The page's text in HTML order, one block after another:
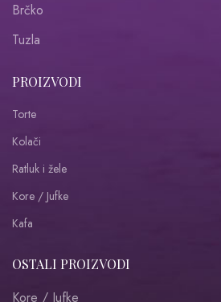
Brčko
Tuzla
PROIZVODI
Torte
Kolači
Ratluk i žele
Kore / Jufke
Kafa
OSTALI PROIZVODI
Kore / Jufke